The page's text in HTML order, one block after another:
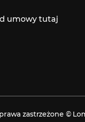
umowy tutaj
zastrzeżone ©